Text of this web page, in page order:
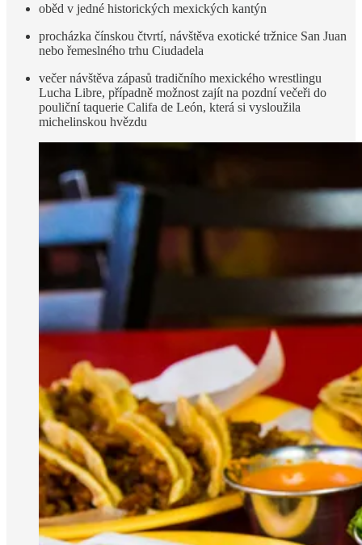
oběd v jedné historických mexických kantýn
procházka čínskou čtvrtí, návštěva exotické tržnice San Juan
nebo řemeslného trhu Ciudadela
večer návštěva zápasů tradičního mexického wrestlingu
Lucha Libre, případně možnost zajít na pozdní večeři do
pouliční taquerie Califa de León, která si vysloužila
michelinskou hvězdu